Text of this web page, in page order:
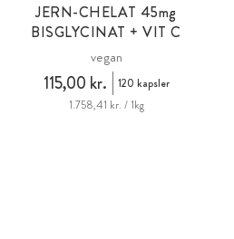
JERN-CHELAT 45mg
BISGLYCINAT + VIT C
vegan
115,00 kr.
120 kapsler
1.758,41 kr. / 1kg